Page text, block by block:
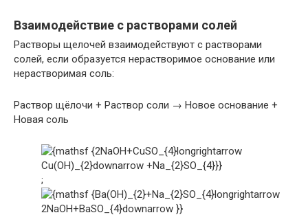
Взаимодействие с растворами солей
Растворы щелочей взаимодействуют с растворами
солей, если образуется нерастворимое основание или
нерастворимая соль:
Раствор щёлочи + Раствор соли → Новое основание +
Новая соль
;